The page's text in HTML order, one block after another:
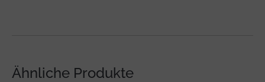
Ähnliche Produkte